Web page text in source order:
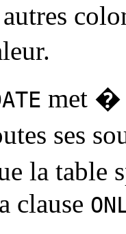
met �
ses
la
clause